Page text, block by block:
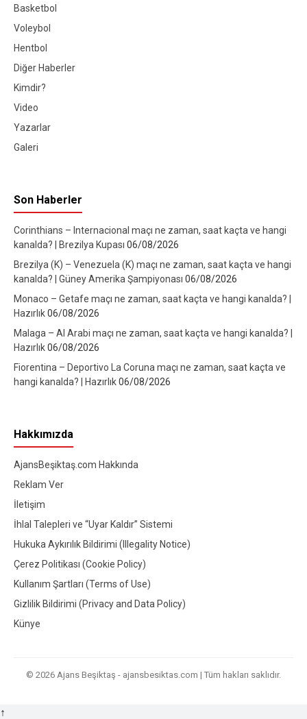
Basketbol
Voleybol
Hentbol
Diğer Haberler
Kimdir?
Video
Yazarlar
Galeri
Son Haberler
Corinthians – Internacional maçı ne zaman, saat kaçta ve hangi
kanalda? | Brezilya Kupası 06/08/2026
Brezilya (K) – Venezuela (K) maçı ne zaman, saat kaçta ve hangi
kanalda? | Güney Amerika Şampiyonası 06/08/2026
Monaco – Getafe maçı ne zaman, saat kaçta ve hangi kanalda? |
Hazırlık06/08/2026
Malaga – Al Arabi maçı ne zaman, saat kaçta ve hangi kanalda? |
Hazırlık06/08/2026
Fiorentina – Deportivo La Coruna maçı ne zaman, saat kaçta ve
hangi kanalda? | Hazırlık06/08/2026
Hakkımızda
AjansBeşiktaş.com Hakkında
Reklam Ver
İletişim
İhlal Talepleri ve “Uyar Kaldır” Sistemi
Hukuka Aykırılık Bildirimi (Illegality Notice)
Çerez Politikası (Cookie Policy)
Kullanım Şartları (Terms of Use)
Gizlilik Bildirimi (Privacy and Data Policy)
Künye
© 2026 Ajans Beşiktaş - ajansbesiktas.com | Tüm hakları saklıdır.
↑